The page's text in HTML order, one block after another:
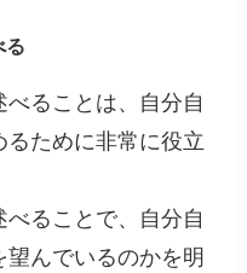
る
ることは、自分自
ために非常に役立
ることで、自分自
んでいるのかを明